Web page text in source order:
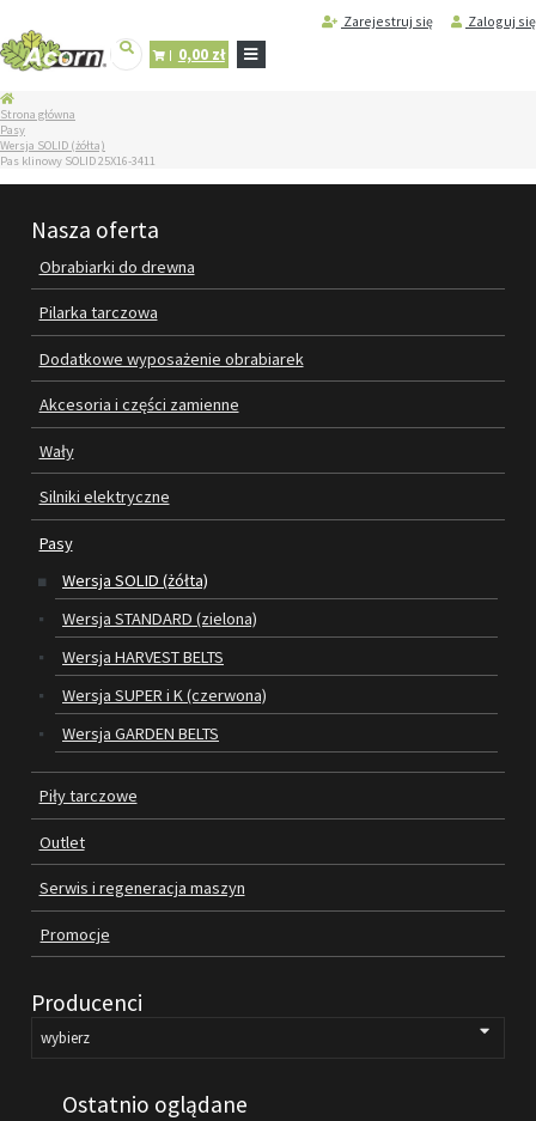
Zarejestruj się Zaloguj się
0,00 zł
STRONA
GŁÓWNA
SERWIS
MASZYN
OBRABIARKI DO DREWNA
DODATKOWE WYPOSAŻENIE
OBRABIAREK
AKCESORIA I CZĘŚCI ZAMIENNE
WAŁY
SILNIKI ELEKTRYCZNE
PIŁY TARCZOWE
OUTLET
SERWIS I REGENERACJA MASZYN
PROMOCJE
REGULAMIN
KATALOGI
OBRABIARKI DO DREWNA
SILNIKI ELEKTRYCZNE
Strona główna
Pasy
Wersja SOLID (żółta)
Pas klinowy SOLID 25X16-3411
Nasza oferta
Obrabiarki do drewna
Pilarka tarczowa
Dodatkowe wyposażenie obrabiarek
Akcesoria i części zamienne
Wały
Silniki elektryczne
Pasy
Wersja SOLID (żółta)
Wersja STANDARD (zielona)
Wersja HARVEST BELTS
Wersja SUPER i K (czerwona)
Wersja GARDEN BELTS
Piły tarczowe
Outlet
Serwis i regeneracja maszyn
Promocje
Producenci
Ostatnio oglądane